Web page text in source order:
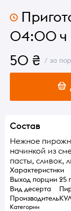
04:00 ч
50 ₴ / за
Состав
Нежное
начинкой из
пасты, сливок,
Характеристики
Выход порции 25 г
Вид десерта
Производитель
Категории